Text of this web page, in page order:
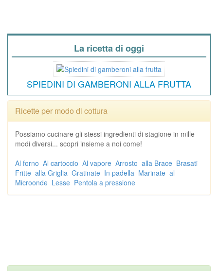
La ricetta di oggi
SPIEDINI DI GAMBERONI ALLA FRUTTA
Ricette per modo di cottura
Possiamo cucinare gli stessi ingredienti di stagione in mille
modi diversi... scopri insieme a noi come!
Al forno Al cartoccio Al vapore Arrosto alla Brace Brasati
Fritte alla Griglia Gratinate In padella Marinate al
Microonde Lesse Pentola a pressione